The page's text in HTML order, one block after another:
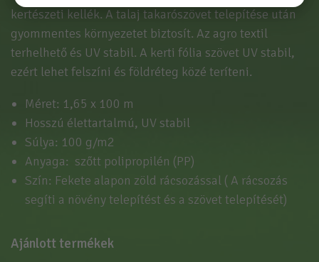
kertészeti kellék. A talaj takarószövet telepítése után
gyommentes környezetet biztosít. Az agro textil
terhelhető és UV stabil. A kerti fólia szövet UV stabil,
ezért lehet felszíni és földréteg közé teríteni.
Méret: 1,65 x 100 m
Hosszú élettartalmú, UV stabil
Súlya: 100 g/m2
Anyaga: szőtt polipropilén (PP)
Szín: Fekete alapon zöld rácsozással ( A rácsozás
segíti a növény telepítést és a szövet telepítését)
Ajánlott termékek